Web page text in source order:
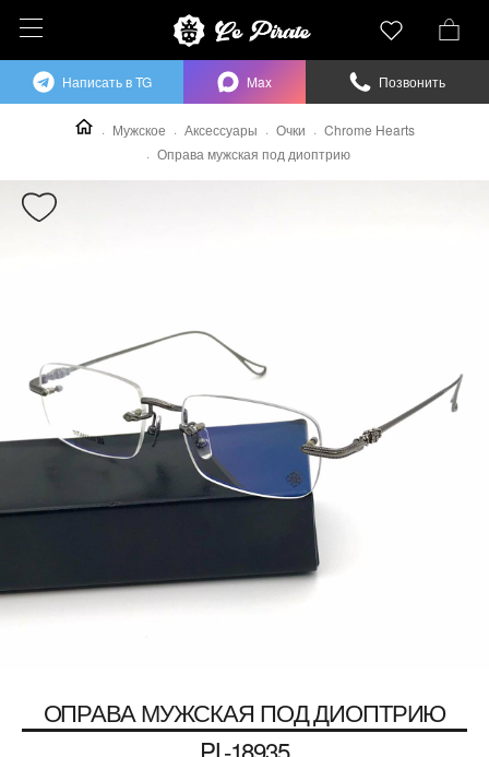
Мужское Аксессуары Очки
Chrome Hearts
Оправа мужская под диоптрию
ОПРАВА МУЖСКАЯ ПОД ДИОПТРИЮ
Написать в TG Max Позвонить